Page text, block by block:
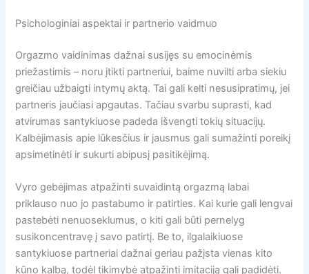
Psichologiniai aspektai ir partnerio vaidmuo
Orgazmo vaidinimas dažnai susijęs su emocinėmis
priežastimis – noru įtikti partneriui, baime nuvilti arba siekiu
greičiau užbaigti intymų aktą. Tai gali kelti nesusipratimų, jei
partneris jaučiasi apgautas. Tačiau svarbu suprasti, kad
atvirumas santykiuose padeda išvengti tokių situacijų.
Kalbėjimasis apie lūkesčius ir jausmus gali sumažinti poreikį
apsimetinėti ir sukurti abipusį pasitikėjimą.
Vyro gebėjimas atpažinti suvaidintą orgazmą labai
priklauso nuo jo pastabumo ir patirties. Kai kurie gali lengvai
pastebėti nenuoseklumus, o kiti gali būti pernelyg
susikoncentravę į savo patirtį. Be to, ilgalaikiuose
santykiuose partneriai dažnai geriau pažįsta vienas kito
kūno kalbą, todėl tikimybė atpažinti imitaciją gali padidėti.